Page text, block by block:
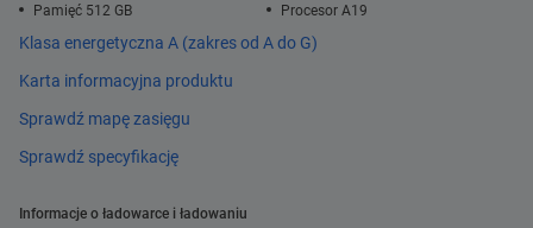
Pamięć 512 GB
Procesor A19
Klasa energetyczna A (zakres od A do G)
Karta informacyjna produktu
Sprawdź mapę zasięgu
Sprawdź specyfikację
Informacje o ładowarce i ładowaniu